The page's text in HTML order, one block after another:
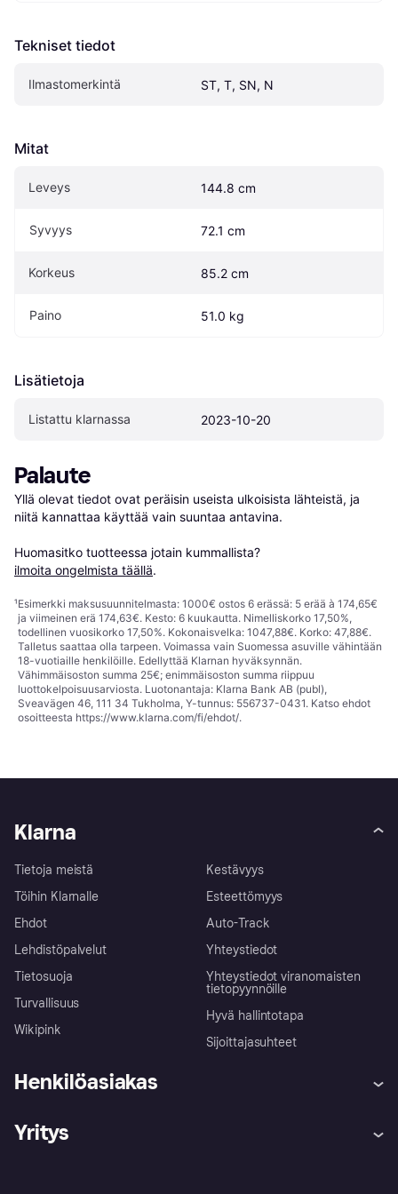
Tekniset tiedot
Ilmastomerkintä ST, T, SN, N
Mitat
Leveys 144.8 cm
Syvyys 72.1 cm
Korkeus 85.2 cm
Paino 51.0 kg
Lisätietoja
Listattu klarnassa 2023-10-20
Palaute
Yllä olevat tiedot ovat peräisin useista ulkoisista lähteistä, ja
niitä kannattaa käyttää vain suuntaa antavina.
Huomasitko tuotteessa jotain kummallista?
ilmoita ongelmista täällä.
¹Esimerkki maksusuunnitelmasta: 1000€ ostos 6 erässä: 5 erää à 174,65€
ja viimeinen erä 174,63€. Kesto: 6 kuukautta. Nimelliskorko 17,50%,
todellinen vuosikorko 17,50%. Kokonaisvelka: 1047,88€. Korko: 47,88€.
Talletus saattaa olla tarpeen. Voimassa vain Suomessa asuville vähintään
18-vuotiaille henkilöille. Edellyttää Klarnan hyväksynnän.
Vähimmäisoston summa 25€; enimmäisoston summa riippuu
luottokelpoisuusarviosta. Luotonantaja: Klarna Bank AB (publ),
Sveavägen 46, 111 34 Tukholma, Y-tunnus: 556737-0431. Katso ehdot
osoitteesta https://www.klarna.com/fi/ehdot/.
Klarna
Tietoja meistä
Töihin Klarnalle
Ehdot
Lehdistöpalvelut
Tietosuoja
Turvallisuus
Wikipink
Kestävyys
Esteettömyys
Auto-Track
Yhteystiedot
Yhteystiedot viranomaisten
tietopyynnöille
Hyvä hallintotapa
Sijoittajasuhteet
Henkilöasiakas
Ohje
Kirjaudu sisään
Yritys